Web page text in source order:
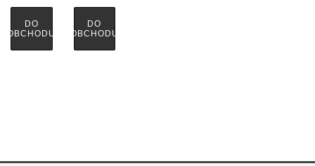
DO
OBCHODU
DO
OBCHODU